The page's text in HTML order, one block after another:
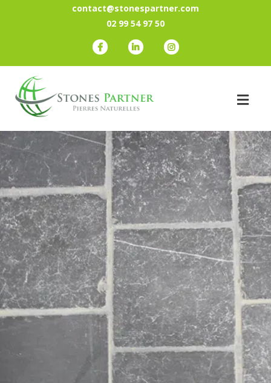
contact@stonespartner.com
02 99 54 97 50